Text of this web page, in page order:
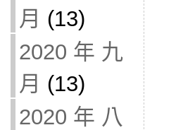
月 (13)
2020 年 九
月 (13)
2020 年 八